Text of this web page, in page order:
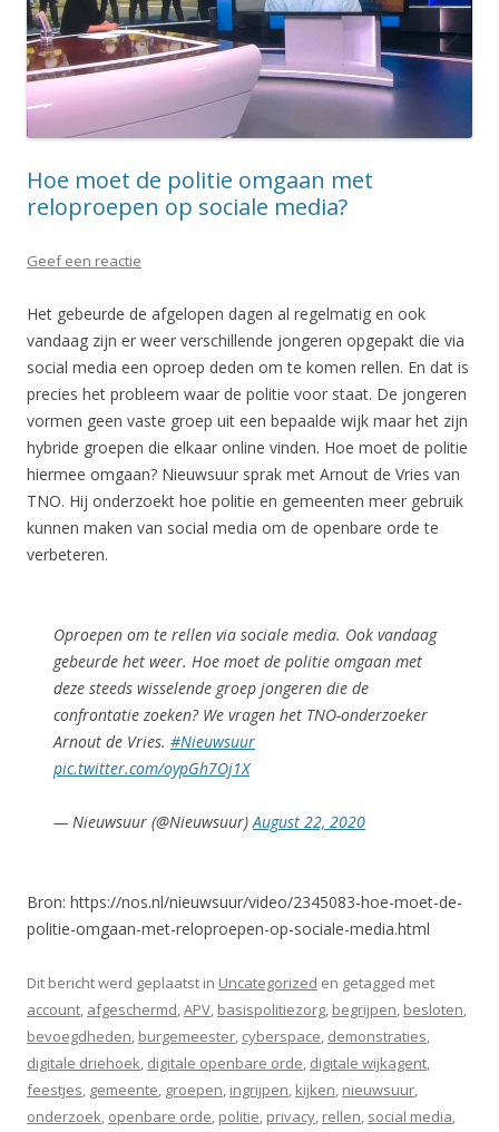
Hoe moet de politie omgaan met
reloproepen op sociale media?
Geef een reactie
Het gebeurde de afgelopen dagen al regelmatig en ook
vandaag zijn er weer verschillende jongeren opgepakt die via
social media een oproep deden om te komen rellen. En dat is
precies het probleem waar de politie voor staat. De jongeren
vormen geen vaste groep uit een bepaalde wijk maar het zijn
hybride groepen die elkaar online vinden. Hoe moet de politie
hiermee omgaan? Nieuwsuur sprak met Arnout de Vries van
TNO. Hij onderzoekt hoe politie en gemeenten meer gebruik
kunnen maken van social media om de openbare orde te
verbeteren.
Oproepen om te rellen via sociale media. Ook vandaag
gebeurde het weer. Hoe moet de politie omgaan met
deze steeds wisselende groep jongeren die de
confrontatie zoeken? We vragen het TNO-onderzoeker
Arnout de Vries. #Nieuwsuur
pic.twitter.com/oypGh7Oj1X
— Nieuwsuur (@Nieuwsuur)August 22, 2020
Bron: https://nos.nl/nieuwsuur/video/2345083-hoe-moet-de-
politie-omgaan-met-reloproepen-op-sociale-media.html
Dit bericht werd geplaatst in Uncategorized en getagged met
account, afgeschermd,APV, basispolitiezorg, begrijpen, besloten,
bevoegdheden, burgemeester, cyberspace, demonstraties,
digitale driehoek, digitale openbare orde, digitale wijkagent,
feestjes, gemeente, groepen, ingrijpen, kijken, nieuwsuur,
onderzoek, openbare orde, politie, privacy, rellen, social media,